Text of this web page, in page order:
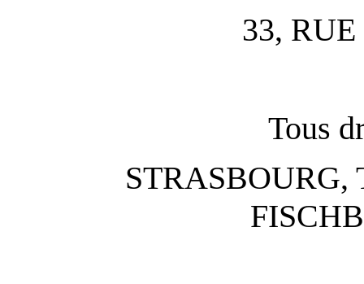
33,
Tous
STRASBOURG,